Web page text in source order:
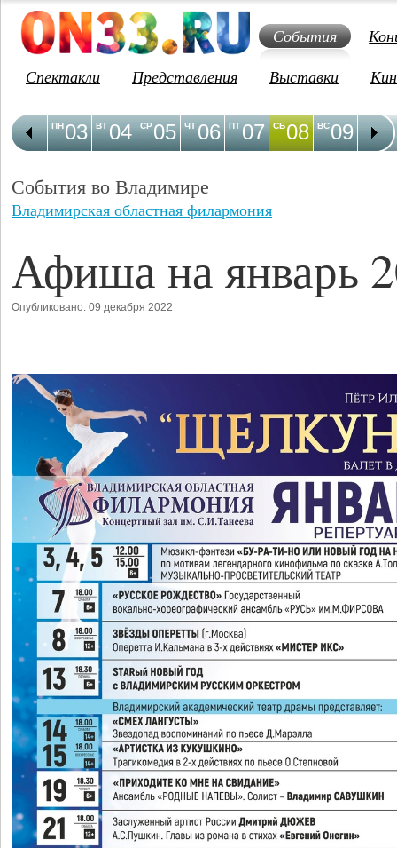
События
Спектакли
Представления Выставки
03
ПН 04
ВТ 05
СР 06
ЧТ 07
ПТ 08
СБ 09
ВС 10
ПН
События во Владимире
Владимирская областная филармония
Афиша на январь
Опубликовано: 09 декабря 2022